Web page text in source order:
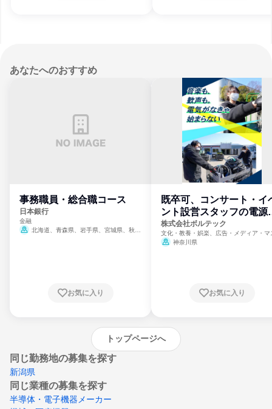
あなたへのおすすめ
事務職員・総合職コース
日本銀行
金融
北海道、青森県、岩手県、宮城県、秋田
崎県、熊本県、大分県、宮崎県、鹿児島県、
お気に入り
既卒可、コンサート・イ
ント設営スタッフの電源
門
株式会社ボルテック
文化・教養・娯楽、広告・メディア・マ
ミ、電力・ガス・水道・エネルギー
神奈川県
お気に入り
トップページへ
同じ勤務地の募集を探す
新潟県
同じ業種の募集を探す
半導体・電子機器メーカー